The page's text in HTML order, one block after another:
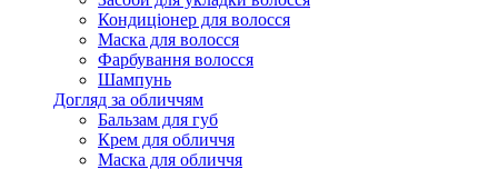
Кондиціонер для волосся
Маска для волосся
Фарбування волосся
Шампунь
Догляд за обличчям
Бальзам для губ
Крем для обличчя
Маска для обличчя